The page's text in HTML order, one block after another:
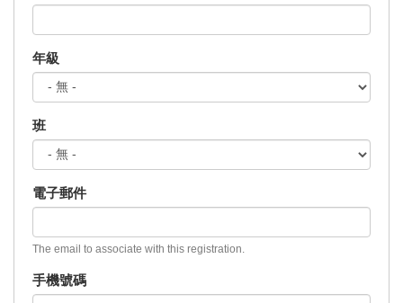
年級
班
電子郵件
The email to associate with this registration.
手機號碼